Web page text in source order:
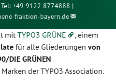
+49 9122 8774888 |
fraktion-bayern.de
mitTYPO3 GRÜNE , einem
für alle Gliederungen von
DIE GRÜNEN
der TYPO3 Association.